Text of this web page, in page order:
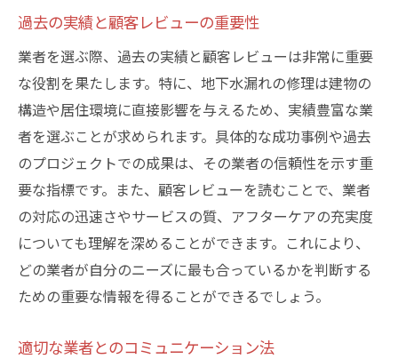
過去の実績と顧客レビューの重要性
業者を選ぶ際、過去の実績と顧客レビューは非常に重要
な役割を果たします。特に、地下水漏れの修理は建物の
構造や居住環境に直接影響を与えるため、実績豊富な業
者を選ぶことが求められます。具体的な成功事例や過去
のプロジェクトでの成果は、その業者の信頼性を示す重
要な指標です。また、顧客レビューを読むことで、業者
の対応の迅速さやサービスの質、アフターケアの充実度
についても理解を深めることができます。これにより、
どの業者が自分のニーズに最も合っているかを判断する
ための重要な情報を得ることができるでしょう。
適切な業者とのコミュニケーション法